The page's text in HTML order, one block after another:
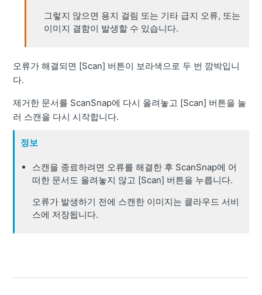
그렇지 않으면 용지 걸림 또는 기타 급지 오류, 또는
이미지 결함이 발생할 수 있습니다.
오류가 해결되면 [Scan] 버튼이 보라색으로 두 번 깜박입니
다.
제거한 문서를 ScanSnap에 다시 올려놓고 [Scan] 버튼을 눌
러 스캔을 다시 시작합니다.
정보
스캔을 종료하려면 오류를 해결한 후 ScanSnap에 어
떠한 문서도 올려놓지 않고 [Scan] 버튼을 누릅니다.
오류가 발생하기 전에 스캔한 이미지는 클라우드 서비
스에 저장됩니다.